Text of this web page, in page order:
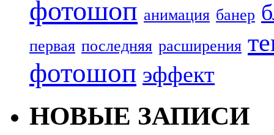
фотошоп анимация банер
первая последняя расширения
фотошоп эффект
НОВЫЕ ЗАПИСИ